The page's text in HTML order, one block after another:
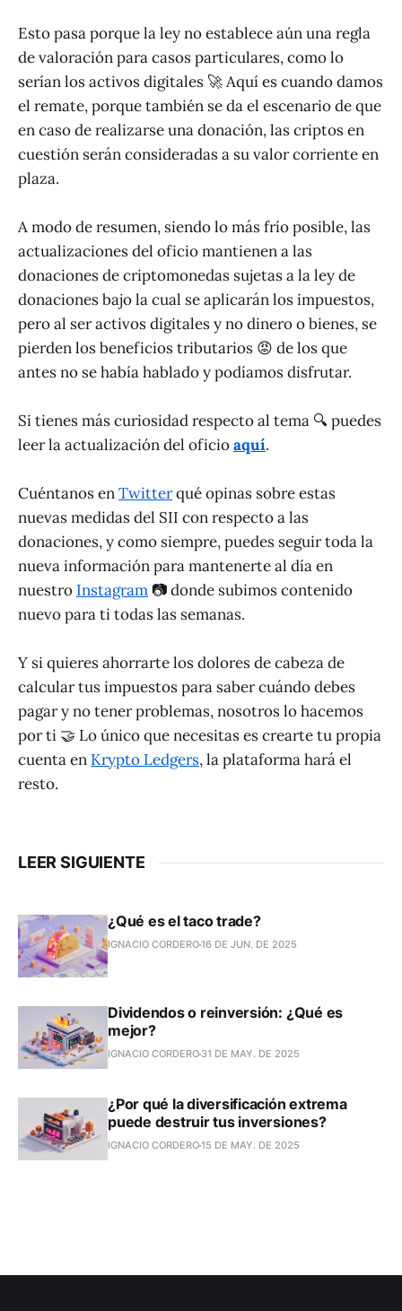
Esto pasa porque la ley no establece aún una regla
de valoración para casos particulares, como lo
serían los activos digitales 🚀 Aquí es cuando damos
el remate, porque también se da el escenario de que
en caso de realizarse una donación, las criptos en
cuestión serán consideradas a su valor corriente en
plaza.
A modo de resumen, siendo lo más frío posible, las
actualizaciones del oficio mantienen a las
donaciones de criptomonedas sujetas a la ley de
donaciones bajo la cual se aplicarán los impuestos,
pero al ser activos digitales y no dinero o bienes, se
pierden los beneficios tributarios 😡 de los que
antes no se había hablado y podíamos disfrutar.
Si tienes más curiosidad respecto al tema 🔍 puedes
leer la actualización del oficioaquí.
Cuéntanos enTwitterqué opinas sobre estas
nuevas medidas del SII con respecto a las
donaciones, y como siempre, puedes seguir toda la
nueva información para mantenerte al día en
nuestro Instagram📷 donde subimos contenido
nuevo para ti todas las semanas.
Y si quieres ahorrarte los dolores de cabeza de
calcular tus impuestos para saber cuándo debes
pagar y no tener problemas, nosotros lo hacemos
por ti 🤝 Lo único que necesitas es crearte tu propia
cuenta en Krypto Ledgers, la plataforma hará el
resto.
LEER SIGUIENTE
¿Qué es el taco trade?
IGNACIO CORDERO16 DE JUN. DE 2025
Dividendos o reinversión: ¿Qué es
mejor?
IGNACIO CORDERO 31 DE MAY. DE 2025
¿Por qué la diversificación extrema
puede destruir tus inversiones?
IGNACIO CORDERO15 DE MAY. DE 2025